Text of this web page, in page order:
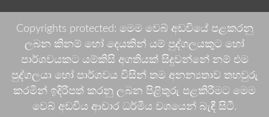
Copyrights protected: මෙම වෙබ් අඩවියේ පළකරනු
ලබන කිනම් හෝ දෙයකින් යම් පුද්ගලයකුට හෝ
පාර්ශවයකට යම්කිසි අගතියක් සිදුවන්නේ නම් එම
පුද්ගලයා හෝ පාර්ශවය විසින් තම අනන්‍යතාව තහවුරු
කරමින් ඉදිරිපත් කරනු ලබන පිළිතුරු පළකිරීමට මෙම
වෙබ් අඩවිය ආචාර ධර්මීය වශයෙන් බැඳී සිටී.